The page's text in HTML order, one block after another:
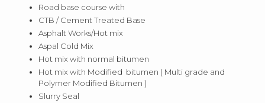
Road base course with
CTB / Cement Treated Base
Asphalt Works/Hot mix
Aspal Cold Mix
Hot mix with normal bitumen
Hot mix with Modified bitumen ( Multi grade and
Polymer Modified Bitumen )
Slurry Seal